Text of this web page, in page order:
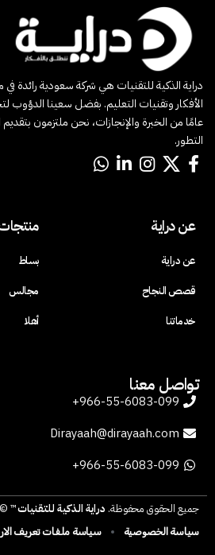
دراية الذكية للتقنيات هي شركة سعودية رائدة
عامًا من الخبرة والإنجازات، نحن ملتزمون
التطور.
عن دراية
عن دراية
قصص النجاح
خدماتنا
بساط
مجالس
أهلا
تواصل معنا
966-55-6083-099+
Dirayaah@dirayaah.com
966-55-6083-099+
جميع الحقوق محفوظة. دراية الذكية للتقنيات™ © 2026
سياسة الخصوصية سياسة ملفات تعريف